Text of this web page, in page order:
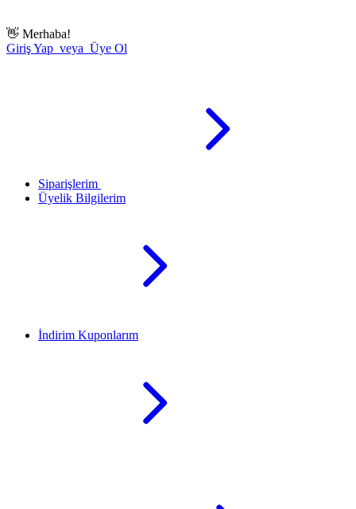
👋 Merhaba!
Giriş Yap veya Üye Ol
Siparişlerim
Üyelik Bilgilerim
İndirim Kuponlarım